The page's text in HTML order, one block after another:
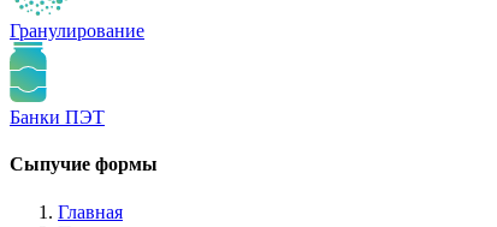
Гранулирование
Банки ПЭТ
Сыпучие формы
Главная